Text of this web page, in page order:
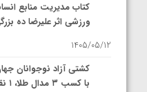
کتاب مدیریت منابع
ورزشی اثر علیرضا ده
1405/05/12
کشتی آزاد نوجوانان
با کسب ۳ مدال طلا، ۱ نقره و ۲ مدال برنز